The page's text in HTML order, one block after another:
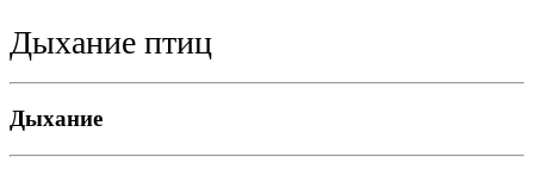
Дыхание птиц
Дыхание